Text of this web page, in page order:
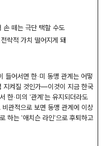
손 떼는 극단 택할 수도
략적 가치 떨어지게 돼
들어서면 한· 미 동맹 관계는 어떻
지켜질 것인가―이것이 지금 한국
한· 미의 '관계 '는 유지되더라도
비관적으로 보면 동맹 관계에 이상
하는 '애치슨 라인' 으로 후퇴하고